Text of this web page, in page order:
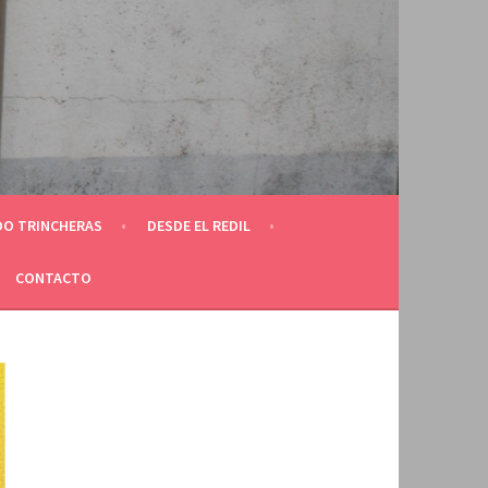
TRINCHERAS DESDE EL REDIL
CONTACTO